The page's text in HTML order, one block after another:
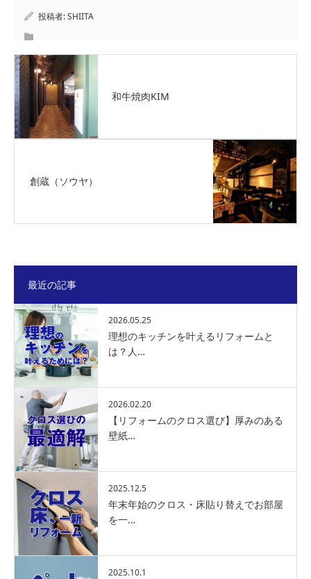
投稿者:SHIITA
和牛焼肉KIM
創蔵（ソウヤ）
最近の記事
2026.05.25
理想のキッチンを叶えるリフォームと
は？人…
2026.02.20
【リフォームのクロス選び】厚みのある
壁紙…
2025.12.5
年末年始のクロス・床貼り替えでお部屋
を一…
2025.10.1